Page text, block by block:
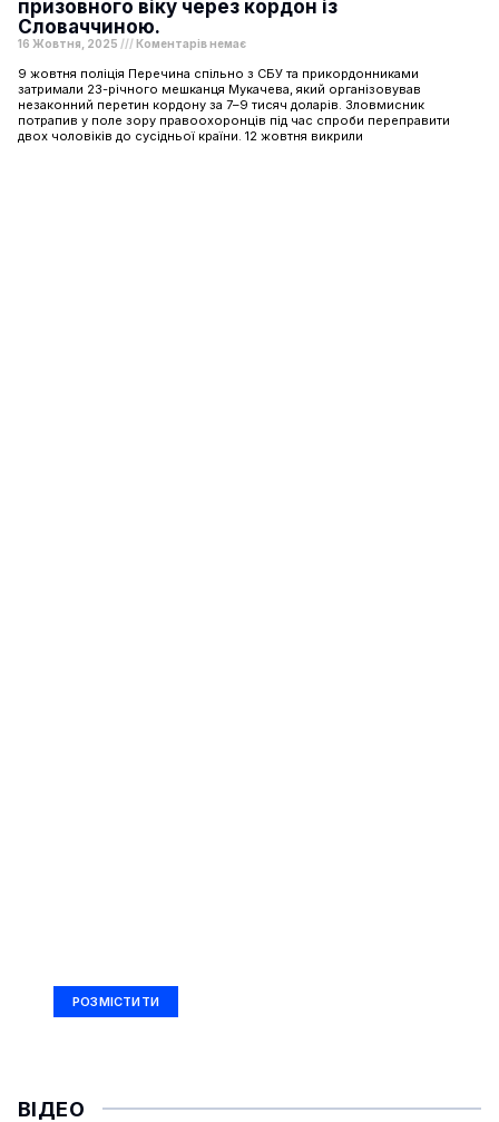
призовного віку через кордон із
Словаччиною.
16 Жовтня, 2025 Коментарів немає
9 жовтня поліція Перечина спільно з СБУ та прикордонниками
затримали 23-річного мешканця Мукачева, який організовував
незаконний перетин кордону за 7–9 тисяч доларів. Зловмисник
потрапив у поле зору правоохоронців під час спроби переправити
двох чоловіків до сусідньої країни. 12 жовтня викрили
РОЗМІСТИТИ
ВІДЕО